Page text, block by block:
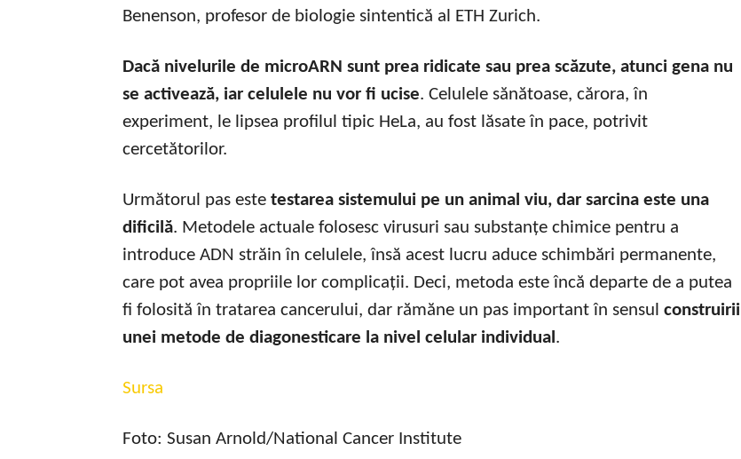
Benenson, profesor de biologie sintentică al ETH Zurich.
Dacă nivelurile de microARN sunt prea ridicate sau prea scăzute, atunci gena nu
se activează, iar celulele nu vor fi ucise. Celulele sănătoase, cărora, în
experiment, le lipsea profilul tipic HeLa, au fost lăsate în pace, potrivit
cercetătorilor.
Următorul pas este testarea sistemului pe un animal viu, dar sarcina este una
dificilă. Metodele actuale folosesc virusuri sau substanțe chimice pentru a
introduce ADN străin în celulele, însă acest lucru aduce schimbări permanente,
care pot avea propriile lor complicații. Deci, metoda este încă departe de a putea
fi folosită în tratarea cancerului, dar rămăne un pas important în sensul construirii
unei metode de diagonesticare la nivel celular individual .
Sursa
Foto: Susan Arnold/National Cancer Institute